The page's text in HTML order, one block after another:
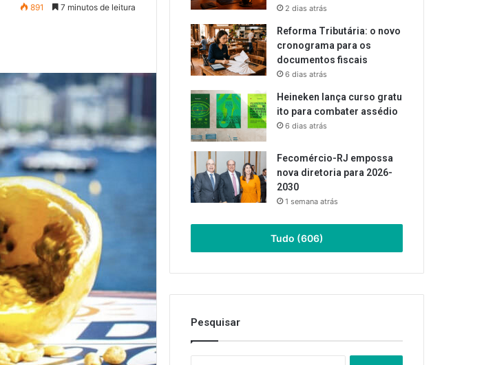
891 7 minutos de leitura 2 dias atrás
Reforma Tributária: o novo
cronograma para os
documentos fiscais
6 dias atrás
Heineken lança curso gratu
ito para combater assédio
6 dias atrás
Fecomércio-RJ empossa
nova diretoria para 2026-
2030
1 semana atrás
Tudo (606)
Pesquisar